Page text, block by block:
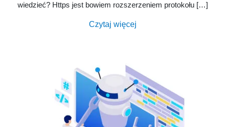
wiedzieć? Https jest bowiem rozszerzeniem protokołu […]
Czytaj więcej